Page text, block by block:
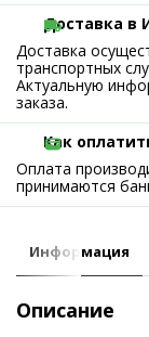
Доставка в
Доставка
транспортных
Актуальную
заказа.
Как
Оплата
принимаются
Информация
Описание